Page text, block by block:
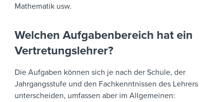
Mathematik usw.
Welchen Aufgabenbereich hat ein
Vertretungslehrer?
Die Aufgaben können sich je nach der Schule, der
Jahrgangsstufe und den Fachkenntnissen des Lehrers
unterscheiden, umfassen aber im Allgemeinen: